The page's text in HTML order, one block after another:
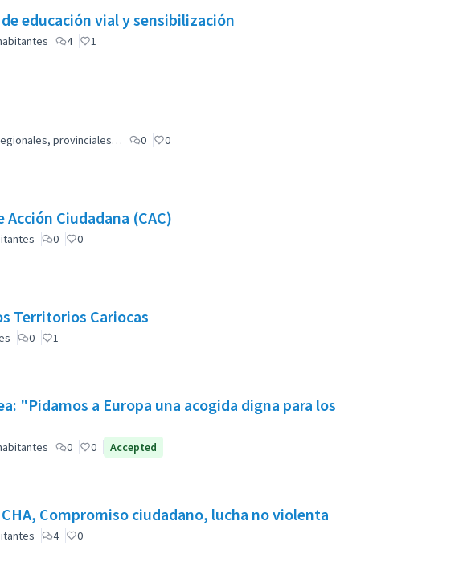
educación vial y sensibilización
4 1
provinciales… 0 0
Ciudadana (CAC)
0 0
Territorios Cariocas
0 1
"Pidamos a Europa una acogida digna para los
0 0 Accepted
Compromiso ciudadano, lucha no violenta
4 0